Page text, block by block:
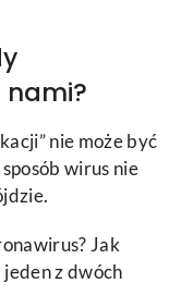
nami?
nie może być
wirus nie
Jak
z dwóch